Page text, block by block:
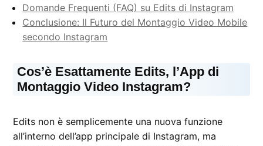
Domande Frequenti (FAQ) su Edits di Instagram
Conclusione: Il Futuro del Montaggio Video Mobile
secondo Instagram
Cos’è Esattamente Edits, l’App di
Montaggio Video Instagram?
Edits non è semplicemente una nuova funzione
all’interno dell’app principale di Instagram, ma